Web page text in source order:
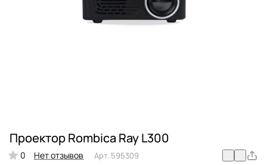
Проектор Rombica Ray L300
0 Нет отзывов Арт. 595309